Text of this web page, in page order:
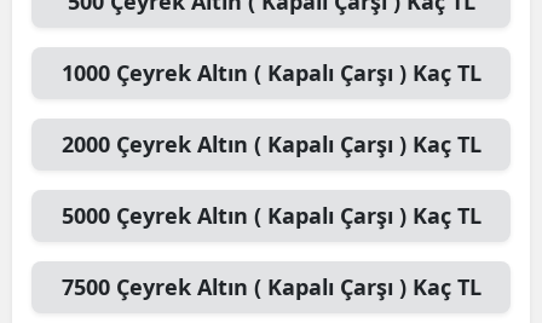
1000 Çeyrek Altın ( Kapalı Çarşı )Kaç TL
2000 Çeyrek Altın ( Kapalı Çarşı )Kaç TL
5000 Çeyrek Altın ( Kapalı Çarşı )Kaç TL
7500 Çeyrek Altın ( Kapalı Çarşı )Kaç TL